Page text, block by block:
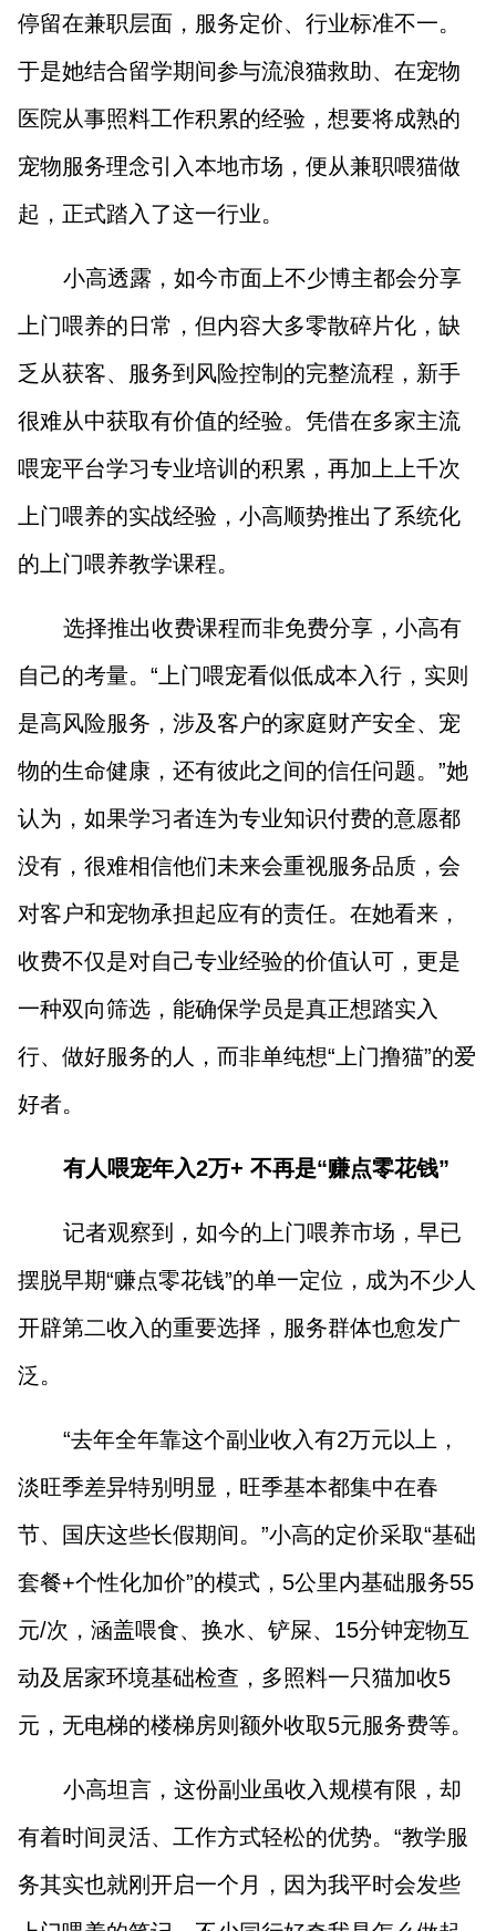
停留在兼职层面，服务定价、行业标准不一。
于是她结合留学期间参与流浪猫救助、在宠物
医院从事照料工作积累的经验，想要将成熟的
宠物服务理念引入本地市场，便从兼职喂猫做
起，正式踏入了这一行业。
小高透露，如今市面上不少博主都会分享
上门喂养的日常，但内容大多零散碎片化，缺
乏从获客、服务到风险控制的完整流程，新手
很难从中获取有价值的经验。凭借在多家主流
喂宠平台学习专业培训的积累，再加上上千次
上门喂养的实战经验，小高顺势推出了系统化
的上门喂养教学课程。
选择推出收费课程而非免费分享，小高有
自己的考量。“上门喂宠看似低成本入行，实则
是高风险服务，涉及客户的家庭财产安全、宠
物的生命健康，还有彼此之间的信任问题。”她
认为，如果学习者连为专业知识付费的意愿都
没有，很难相信他们未来会重视服务品质，会
对客户和宠物承担起应有的责任。在她看来，
收费不仅是对自己专业经验的价值认可，更是
一种双向筛选，能确保学员是真正想踏实入
行、做好服务的人，而非单纯想“上门撸猫”的爱
好者。
有人喂宠年入2万+ 不再是“赚点零花钱”
记者观察到，如今的上门喂养市场，早已
摆脱早期“赚点零花钱”的单一定位，成为不少人
开辟第二收入的重要选择，服务群体也愈发广
泛。
“去年全年靠这个副业收入有2万元以上，
淡旺季差异特别明显，旺季基本都集中在春
节、国庆这些长假期间。”小高的定价采取“基础
套餐+个性化加价”的模式，5公里内基础服务55
元/次，涵盖喂食、换水、铲屎、15分钟宠物互
动及居家环境基础检查，多照料一只猫加收5
元，无电梯的楼梯房则额外收取5元服务费等。
小高坦言，这份副业虽收入规模有限，却
有着时间灵活、工作方式轻松的优势。“教学服
务其实也就刚开启一个月，因为我平时会发些